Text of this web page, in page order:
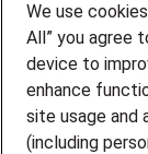
Bransjer
Pedagogisk
Serviceyrke
Transport,
Industri og
We use
All” you agree
device to
enhance
site usage and
(including